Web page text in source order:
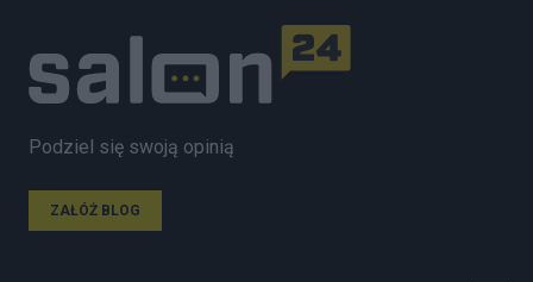
Podziel się swoją opinią
ZAŁÓŻ BLOG